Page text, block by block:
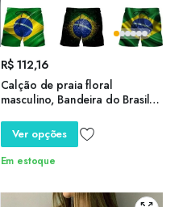
R$ 112,16
Calção de praia floral
masculino, Bandeira do Brasil,
Casual, Tábua Bonita, Calção
Esportiva para Ginásio
Ver opções
Em estoque